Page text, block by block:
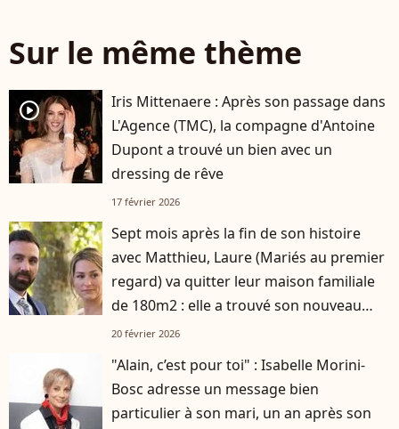
Sur le même thème
player2
Iris Mittenaere : Après son passage dans
L'Agence (TMC), la compagne d'Antoine
Dupont a trouvé un bien avec un
dressing de rêve
17 février 2026
Sept mois après la fin de son histoire
avec Matthieu, Laure (Mariés au premier
regard) va quitter leur maison familiale
de 180m2 : elle a trouvé son nouveau
logement
20 février 2026
"Alain, c’est pour toi" : Isabelle Morini-
Bosc adresse un message bien
particulier à son mari, un an après son